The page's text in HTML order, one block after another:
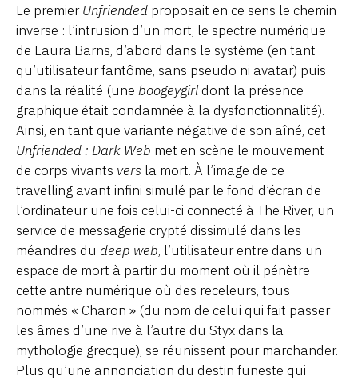
Le premierUnfriended proposait en ce sens le chemin
inverse : l’intrusion d’un mort, le spectre numérique
de Laura Barns, d’abord dans le système (en tant
qu’utilisateur fantôme, sans pseudo ni avatar) puis
dans la réalité (une boogeygirl dont la présence
graphique était condamnée à la dysfonctionnalité).
Ainsi, en tant que variante négative de son aîné, cet
Unfriended : Dark Web met en scène le mouvement
de corps vivants vers la mort. À l’image de ce
travelling avant infini simulé par le fond d’écran de
l’ordinateur une fois celui-ci connecté à The River, un
service de messagerie crypté dissimulé dans les
méandres du deep web, l’utilisateur entre dans un
espace de mort à partir du moment où il pénètre
cette antre numérique où des receleurs, tous
nommés « Charon » (du nom de celui qui fait passer
les âmes d’une rive à l’autre du Styx dans la
mythologie grecque), se réunissent pour marchander.
Plus qu’une annonciation du destin funeste qui